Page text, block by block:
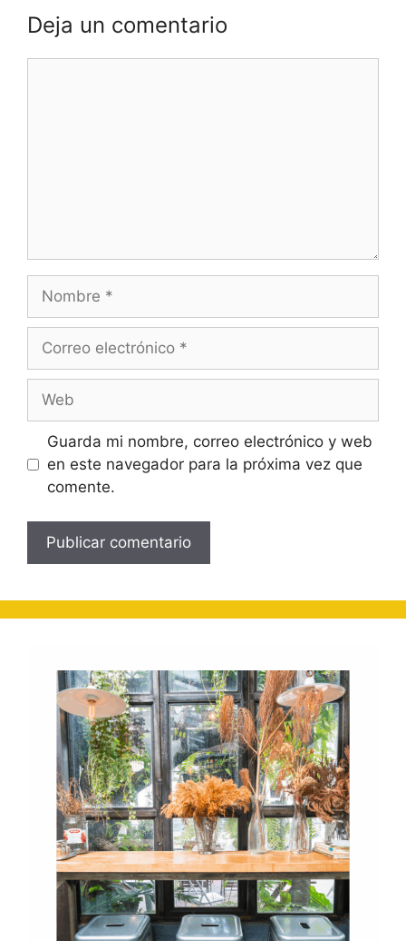
Deja un comentario
electrónico
Guarda mi nombre, correo electrónico y web
en este navegador para la próxima vez que
comente.